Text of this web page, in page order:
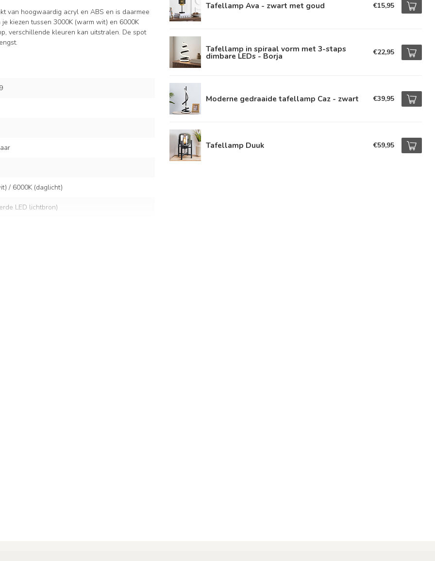
van hoogwaardig acryl en ABS en is daarmee
kiezen tussen 3000K (warm wit) en 6000K
verschillende kleuren kan uitstralen. De spot
/ 6000K (daglicht)
LED lichtbron)
Tafellamp Ava - zwart met goud €15,95
Tafellamp in spiraal vorm met 3-staps
dimbare LEDs - Borja €22,95
Moderne gedraaide tafellamp Caz - zwart €39,95
Tafellamp Duuk €59,95